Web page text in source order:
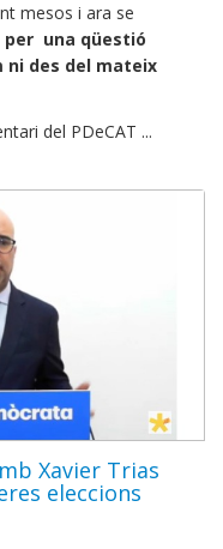
mesos i ara se
per una qüestió
ni des del mateix
del PDeCAT ...
Xavier Trias
eleccions